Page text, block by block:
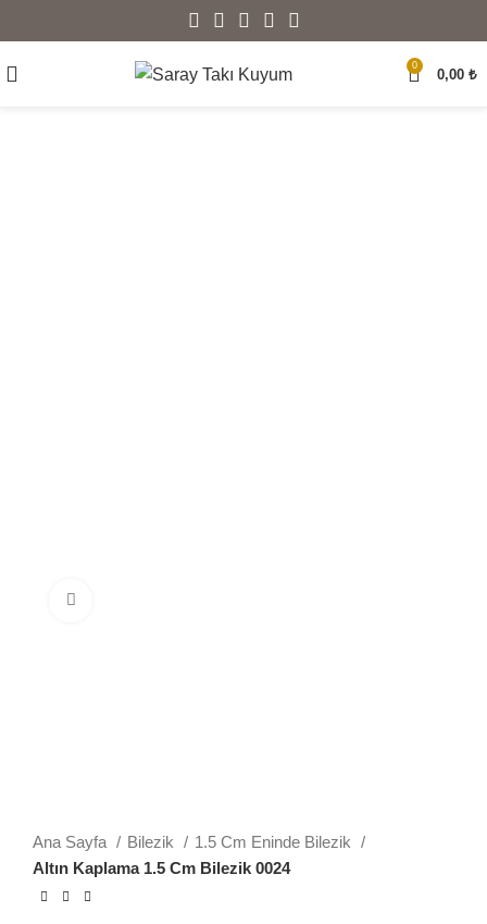
0
0,00 ₺
Ana Sayfa Bilezik
1.5 Cm Eninde Bilezik
Altın Kaplama 1.5 Cm Bilezik 0024